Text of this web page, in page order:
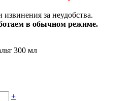
за неудобства.
в обычном режиме.
300 мл
+